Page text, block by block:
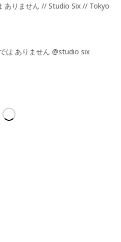
ありません // Studio Six // Tokyo